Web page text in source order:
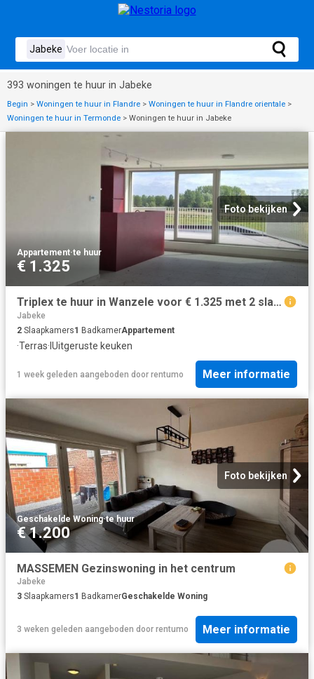
393 woningen te huur in Jabeke
Begin > Woningen te huur in Flandre > Woningen te huur in Flandre orientale >
Woningen te huur in Termonde > Woningen te huur in Jabeke
Foto bekijken
Appartement·te huur
€ 1.325
Triplex te huur in Wanzele voor € 1.325 met 2 slaapkamers
Jabeke
2 Slaapkamers1 BadkamerAppartement
·Terras· IUitgeruste keuken
1 week geleden aangeboden door rentumo Meer informatie
Foto bekijken
Geschakelde Woning·te huur
€ 1.200
MASSEMEN Gezinswoning in het centrum
Jabeke
3 Slaapkamers1 BadkamerGeschakelde Woning
3 weken geleden aangeboden door rentumo Meer informatie